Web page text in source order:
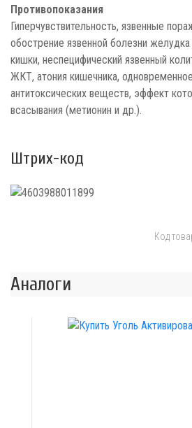
Противопоказания
Гиперчувствительность, язвенные
обострение язвенной болезни
кишки, неспецифический язвенный
ЖКТ, атония кишечника,
антитоксических веществ, эффект
всасывания (метионин и др.).
Штрих-код
Код
Аналоги